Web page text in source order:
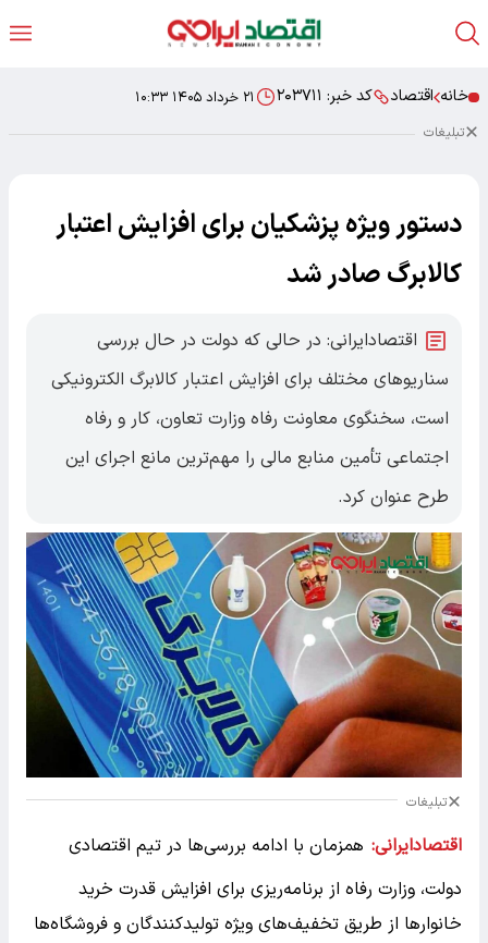
خانه اقتصاد کد خبر: ۲۰۳۷۱۱ ۲۱ خرداد ۱۴۰۵ ۱۰:۳۳
تبلیغات
دستور ویژه پزشکیان برای افزایش اعتبار
کالابرگ صادر شد
اقتصادایرانی: در حالی که دولت در حال بررسی
سناریوهای مختلف برای افزایش اعتبار کالابرگ الکترونیکی
است، سخنگوی معاونت رفاه وزارت تعاون، کار و رفاه
اجتماعی تأمین منابع مالی را مهم‌ترین مانع اجرای این
طرح عنوان کرد.
تبلیغات
اقتصادایرانی: همزمان با ادامه بررسی‌ها در تیم اقتصادی
دولت، وزارت رفاه از برنامه‌ریزی برای افزایش قدرت خرید
خانوارها از طریق تخفیف‌های ویژه تولیدکنندگان و فروشگاه‌ها